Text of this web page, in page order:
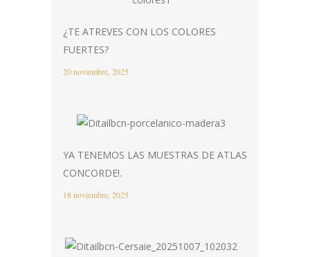
¿TE ATREVES CON LOS COLORES
FUERTES?
20 noviembre, 2025
YA TENEMOS LAS MUESTRAS DE ATLAS
CONCORDE!.
18 noviembre, 2025